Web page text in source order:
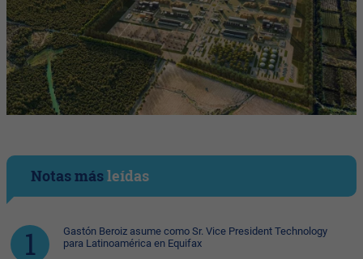
Notas másleídas
Gastón Beroiz asume como Sr. Vice President Technology
para Latinoamérica en Equifax